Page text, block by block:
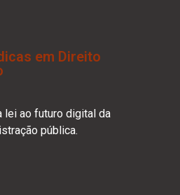
em Direito
lei ao futuro digital da
pública.